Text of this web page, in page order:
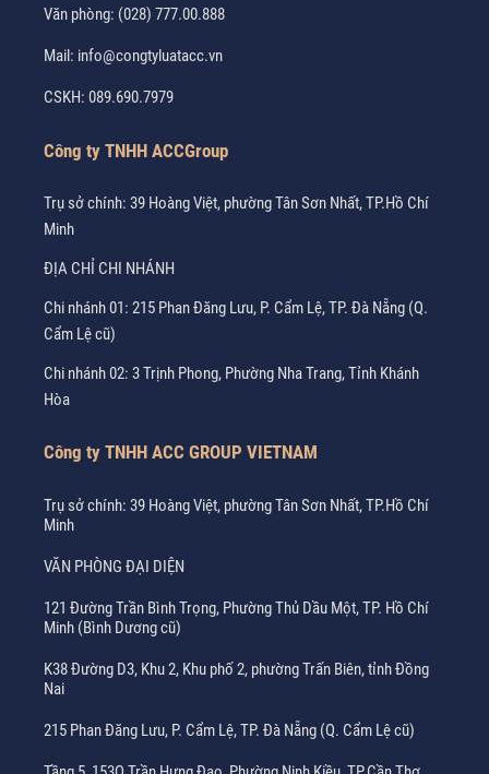
Văn phòng: (028) 777.00.888
Mail: info@congtyluatacc.vn
CSKH: 089.690.7979
Công ty TNHH ACCGroup
Trụ sở chính: 39 Hoàng Việt, phường Tân Sơn Nhất, TP.Hồ Chí
Minh
ĐỊA CHỈ CHI NHÁNH
Chi nhánh 01: 215 Phan Đăng Lưu, P. Cẩm Lệ, TP. Đà Nẵng (Q.
Cẩm Lệ cũ)
Chi nhánh 02: 3 Trịnh Phong, Phường Nha Trang, Tỉnh Khánh
Hòa
Công ty TNHH ACC GROUP VIETNAM
Trụ sở chính: 39 Hoàng Việt, phường Tân Sơn Nhất, TP.Hồ Chí
Minh
VĂN PHÒNG ĐẠI DIỆN
121 Đường Trần Bình Trọng, Phường Thủ Dầu Một, TP. Hồ Chí
Minh (Bình Dương cũ)
K38 Đường D3, Khu 2, Khu phố 2, phường Trấn Biên, tỉnh Đồng
Nai
215 Phan Đăng Lưu, P. Cẩm Lệ, TP. Đà Nẵng (Q. Cẩm Lệ cũ)